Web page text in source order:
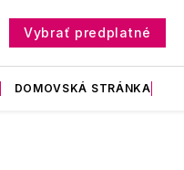
Vybrať predplatné
DOMOVSKÁ STRÁNKA